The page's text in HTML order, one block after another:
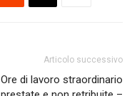
Articolo successivo
Ore di lavoro straordinario